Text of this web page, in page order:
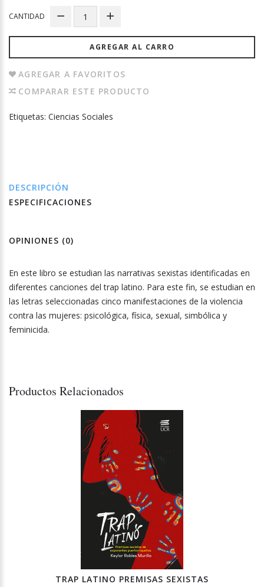
CANTIDAD
AGREGAR AL CARRO
AGREGAR A FAVORITOS
COMPARAR ESTE PRODUCTO
Etiquetas: Ciencias Sociales
DESCRIPCIÓN
ESPECIFICACIONES
OPINIONES (0)
En este libro se estudian las narrativas sexistas identificadas en
diferentes canciones del trap latino. Para este fin, se estudian en
las letras seleccionadas cinco manifestaciones de la violencia
contra las mujeres: psicológica, física, sexual, simbólica y
feminicida.
Productos Relacionados
TRAP LATINO PREMISAS SEXISTAS